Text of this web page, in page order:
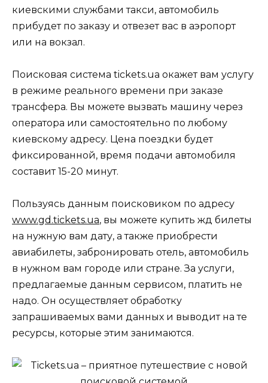
киевскими службами такси, автомобиль
прибудет по заказу и отвезет вас в аэропорт
или на вокзал.
Поисковая система tickets.ua окажет вам услугу
в режиме реального времени при заказе
трансфера. Вы можете вызвать машину через
оператора или самостоятельно по любому
киевскому адресу. Цена поездки будет
фиксированной, время подачи автомобиля
составит 15-20 минут.
Пользуясь данным поисковиком по адресу
www.gd.tickets.ua, вы можете купить жд билеты
на нужную вам дату, а также приобрести
авиабилеты, забронировать отель, автомобиль
в нужном вам городе или стране. За услуги,
предлагаемые данным сервисом, платить не
надо. Он осуществляет обработку
запрашиваемых вами данных и выводит на те
ресурсы, которые этим занимаются.